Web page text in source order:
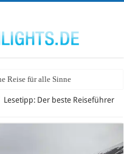
Reise für alle Sinne
Lesetipp: Der beste Reiseführer